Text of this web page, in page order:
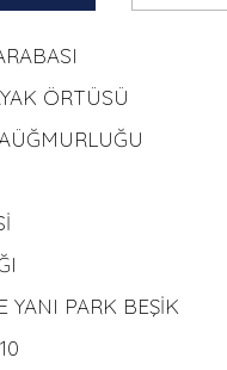
ÖRTÜSÜ
YANI PARK BEŞİK